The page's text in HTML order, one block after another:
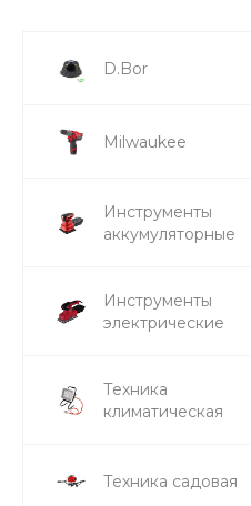
D.Bor
Milwaukee
Инструменты
аккумуляторные
Инструменты
электрические
Техника
климатическая
Техника садовая